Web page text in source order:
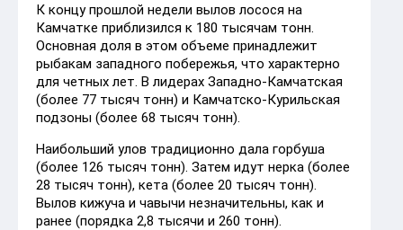
К концу прошлой недели вылов лосося на
Камчатке приблизился к 180 тысячам тонн.
Основная доля в этом объеме принадлежит
рыбакам западного побережья, что характерно
для четных лет. В лидерах Западно-Камчатская
(более 77 тысяч тонн) и Камчатско-Курильская
подзоны (более 68 тысяч тонн).
Наибольший улов традиционно дала горбуша
(более 126 тысяч тонн). Затем идут нерка (более
28 тысяч тонн), кета (более 20 тысяч тонн).
Вылов кижуча и чавычи незначительны, как и
ранее (порядка 2,8 тысячи и 260 тонн).